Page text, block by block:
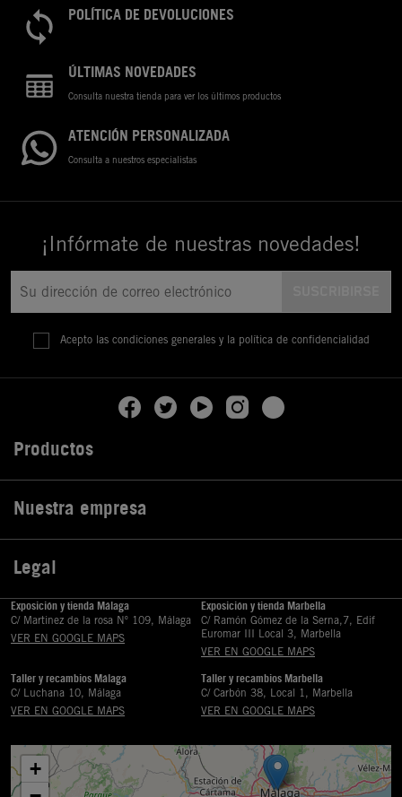
POLÍTICA DE DEVOLUCIONES
ÚLTIMAS NOVEDADES
Consulta nuestra tienda para ver los últimos productos
ATENCIÓN PERSONALIZADA
Consulta a nuestros especialistas
¡Infórmate de nuestras novedades!
Acepto las condiciones generales y la política de confidencialidad
Productos
Nuestra empresa
Legal
Exposición y tienda Málaga
C/ Martinez de la rosa Nº 109, Málaga
VER EN GOOGLE MAPS
Exposición y tienda Marbella
C/ Ramón Gómez de la Serna,7, Edif
Euromar III Local 3, Marbella
VER EN GOOGLE MAPS
Taller y recambios Málaga
C/ Luchana 10, Málaga
VER EN GOOGLE MAPS
Taller y recambios Marbella
C/ Carbón 38, Local 1, Marbella
VER EN GOOGLE MAPS
+